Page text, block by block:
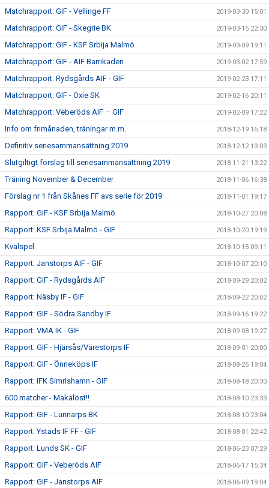
Matchrapport: GIF - Vellinge FF 2019-03-30 15:01
Matchrapport: GIF - Skegrie BK 2019-03-15 22:30
Matchrapport: GIF - KSF Srbija Malmö 2019-03-09 19:11
Matchrapport: GIF - AIF Barrikaden 2019-03-02 17:59
Matchrapport: Rydsgårds AIF - GIF 2019-02-23 17:11
Matchrapport: GIF - Oxie SK 2019-02-16 20:11
Matchrapport: Veberöds AIF – GIF 2019-02-09 17:22
Info om frimånaden, träningar m.m. 2018-12-19 16:18
Definitiv seriesammansättning 2019 2018-12-12 13:03
Slutgiltigt förslag till seriesammansättning 2019 2018-11-21 13:22
Träning November & December 2018-11-06 16:38
Förslag nr 1 från Skånes FF avs serie för 2019 2018-11-01 19:17
Rapport: GIF - KSF Srbija Malmö 2018-10-27 20:08
Rapport: KSF Srbija Malmö - GIF 2018-10-20 19:19
Kvalspel 2018-10-15 09:11
Rapport: Janstorps AIF - GIF 2018-10-07 20:10
Rapport: GIF - Rydsgårds AIF 2018-09-29 20:02
Rapport: Näsby IF - GIF 2018-09-22 20:02
Rapport: GIF - Södra Sandby IF 2018-09-16 19:22
Rapport: VMA IK - GIF 2018-09-08 19:27
Rapport: GIF - Hjärsås/Värestorps IF 2018-09-01 20:00
Rapport: GIF - Önneköps IF 2018-08-25 19:04
Rapport: IFK Simrishamn - GIF 2018-08-18 20:30
600 matcher - Makalöst!! 2018-08-10 23:33
Rapport: GIF - Lunnarps BK 2018-08-10 23:04
Rapport: Ystads IF FF - GIF 2018-08-01 22:42
Rapport: Lunds SK - GIF 2018-06-23 07:29
Rapport: GIF - Veberöds AIF 2018-06-17 15:34
Rapport: GIF - Janstorps AIF 2018-06-09 19:04